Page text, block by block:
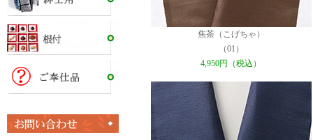
焦茶（こげちゃ）
（01）
4,950円（税込）